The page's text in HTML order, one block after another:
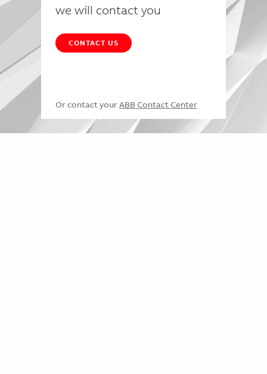
we will contact you
CONTACT US
Or contact your ABB Contact Center